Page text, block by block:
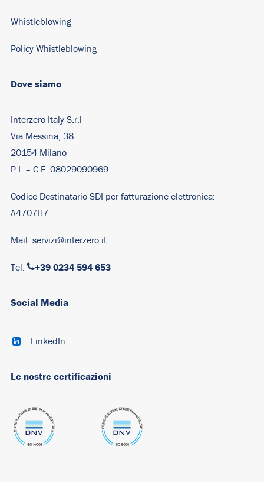
Dove siamo
Interzero Italy S.r.l
Via Messina, 38
20154 Milano
P.I. – C.F. 08029090969
Codice Destinatario SDI per fatturazione elettronica:
A4707H7
Mail: servizi@interzero.it
Tel: +39 0234 594 653
Whistleblowing
Policy Whistleblowing
Social Media
LinkedIn
Le nostre certificazioni